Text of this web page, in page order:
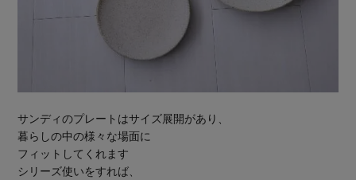
サンディのプレートはサイズ展開があり、
暮らしの中の様々な場面に
フィットしてくれます
シリーズ使いをすれば、